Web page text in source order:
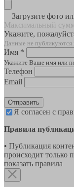
Загрузите фото
Максимальный
Укажите,
Данные не
Имя *
Укажите Ваше имя или
Телефон
Email
Отправить
Я согласен с
Правила
• Публикация
происходит только
показать правила